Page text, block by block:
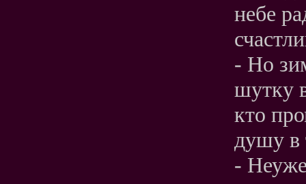
небе
- Но
шутку
кто
душу в
-